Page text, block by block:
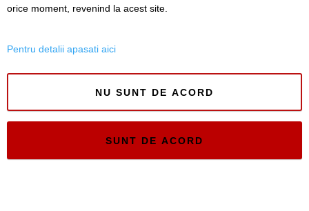
ISSN 3008-2323
ISSN-L 3008-2323
orice moment, revenind la acest site.
Pentru detalii apasati aici
NU SUNT DE ACORD
SUNT DE ACORD